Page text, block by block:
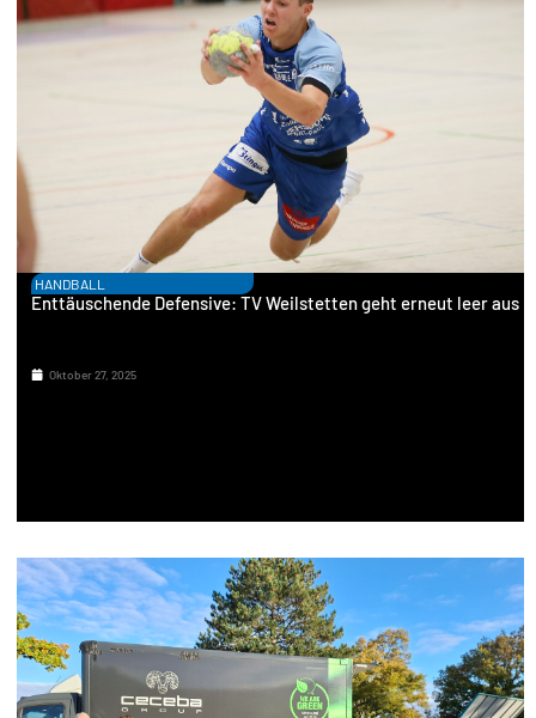
HANDBALL
Enttäuschende Defensive: TV Weilstetten geht erneut leer aus
Oktober 27, 2025